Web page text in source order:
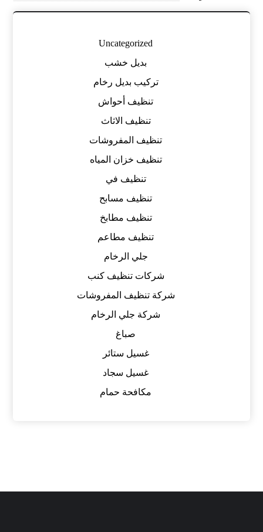
Uncategorized
بديل خشب
تركيب بديل رخام
تنظيف أحواش
تنظيف الاثاث
تنظيف المفروشات
تنظيف خزان المياه
تنظيف في
تنظيف مسابح
تنظيف مطابخ
تنظيف مطاعم
جلي الرخام
شركات تنظيف كنب
شركة تنظيف المفروشات
شركة جلي الرخام
صباغ
غسيل ستائر
غسيل سجاد
مكافحة حمام